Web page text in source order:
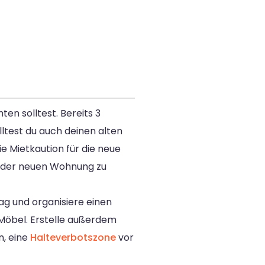
solltest. Bereits 3
du auch deinen alten
Mietkaution für die neue
neuen Wohnung zu
und organisiere einen
Erstelle außerdem
eine Halteverbotszonevor